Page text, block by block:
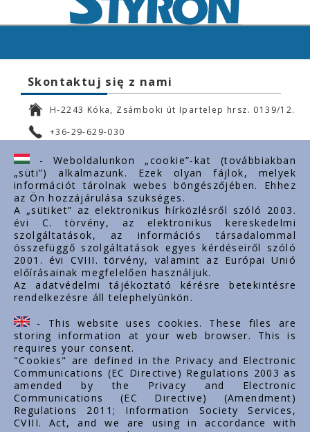
Skontaktuj się z nami
H-2243 Kóka, Zsámboki út Ipartelep hrsz. 0139/12.
+36-29-629-030
ertekesites@styron.hu
export@styron.hu
www.styron.hu
Important links
O nas
Dokumenty
Kontakt
Kariera zawodowa
- Weboldalunkon „cookie”-kat (továbbiakban
„süti”) alkalmazunk. Ezek olyan fájlok, melyek
információt tárolnak webes böngészőjében. Ehhez
az Ön hozzájárulása szükséges.
A „sütiket” az elektronikus hírközlésről szóló 2003.
évi C. törvény, az elektronikus kereskedelmi
szolgáltatások, az információs társadalommal
összefüggő szolgáltatások egyes kérdéseiről szóló
2001. évi CVIII. törvény, valamint az Európai Unió
előírásainak megfelelően használjuk.
Az adatvédelmi tájékoztató kérésre betekintésre
rendelkezésre áll telephelyünkön.
- This website uses cookies. These files are
storing information at your web browser. This is
requires your consent.
"Cookies" are defined in the Privacy and Electronic
Communications (EC Directive) Regulations 2003 as
amended by the Privacy and Electronic
Communications (EC Directive) (Amendment)
Regulations 2011; Information Society Services,
CVIII. Act, and we are using in accordance with